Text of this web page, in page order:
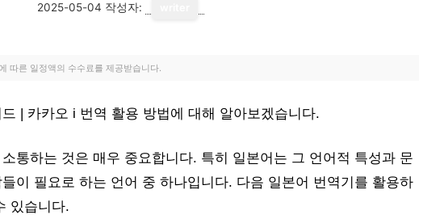
2025-05-04 작성자:
따른 일정액의 수수료를 제공받습니다.
| 카카오 i 번역 활용 방법에 대해 알아보겠습니다.
통하는 것은 매우 중요합니다. 특히 일본어는 그 언어적 특성과 문
이 필요로 하는 언어 중 하나입니다. 다음 일본어 번역기를 활용하
있습니다.